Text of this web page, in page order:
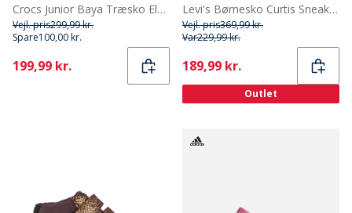
Crocs Junior Baya Træsko Elektrisk Rosa
Vejl. pris299,99 kr.
Spare100,00 kr.
Current
199,99 kr.
Levi's Børnesko Curtis Sneakers Navy Jeans 1690
Vejl. pris369,99 kr.
Var229,99 kr.
Current
189,99 kr.
Outlet